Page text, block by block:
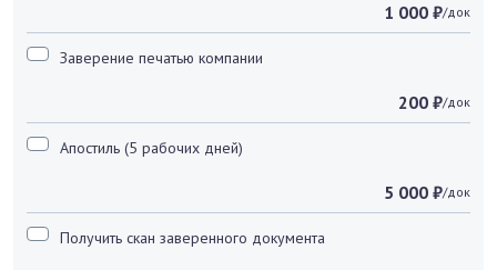
1 000 ₽/док
Заверение печатью компании
200 ₽/док
Апостиль (5 рабочих дней)
5 000 ₽/док
Получить скан заверенного документа